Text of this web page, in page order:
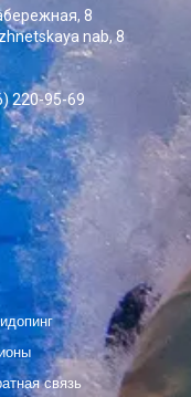
8
nab, 8
220-95-69
связь